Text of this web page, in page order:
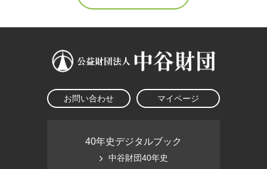
お問い合わせ マイページ
40年史デジタルブック
中谷財団40年史